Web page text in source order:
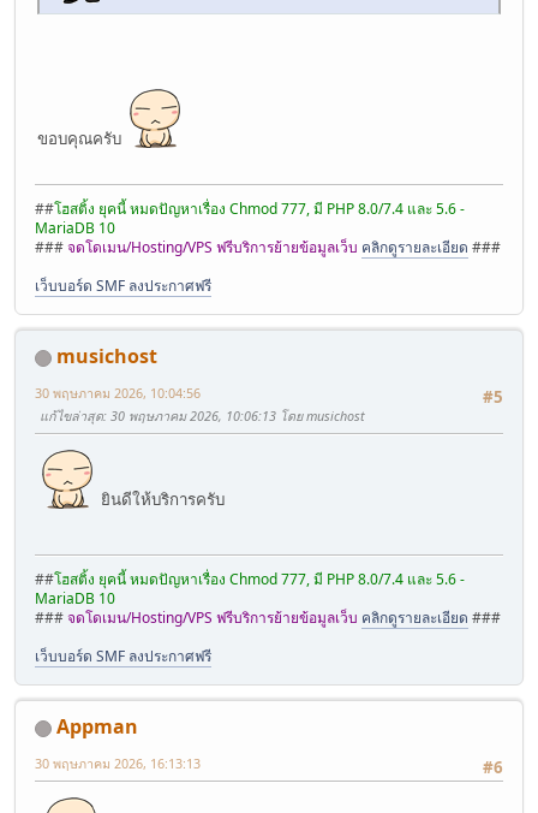
ขอบคุณครับ
##โฮสติ้ง ยุคนี้ หมดปัญหาเรื่อง Chmod 777, มี PHP 8.0/7.4 และ 5.6 -
MariaDB 10
###จดโดเมน/Hosting/VPS ฟรีบริการย้ายข้อมูลเว็บ คลิกดูรายละเอียด ###
เว็บบอร์ด SMF ลงประกาศฟรี
musichost
#5
30 พฤษภาคม 2026, 10:04:56
แก้ไขล่าสุด: 30 พฤษภาคม 2026, 10:06:13 โดย musichost
ยินดีให้บริการครับ
##โฮสติ้ง ยุคนี้ หมดปัญหาเรื่อง Chmod 777, มี PHP 8.0/7.4 และ 5.6 -
MariaDB 10
###จดโดเมน/Hosting/VPS ฟรีบริการย้ายข้อมูลเว็บ คลิกดูรายละเอียด ###
เว็บบอร์ด SMF ลงประกาศฟรี
Appman
#6
30 พฤษภาคม 2026, 16:13:13